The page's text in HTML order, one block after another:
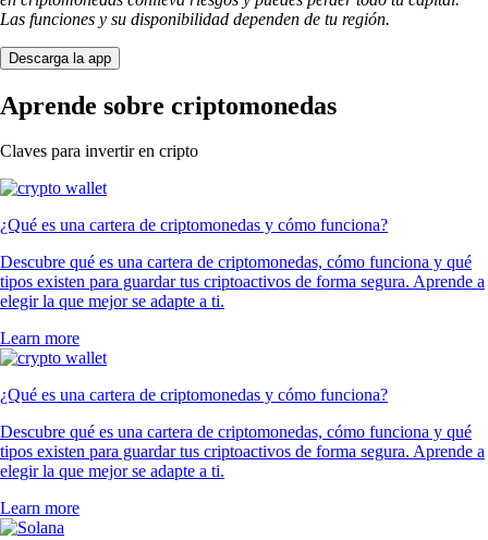
Las funciones y su disponibilidad dependen de tu región.
Descarga la app
Aprende sobre criptomonedas
Claves para invertir en cripto
¿Qué es una cartera de criptomonedas y cómo funciona?
Descubre qué es una cartera de criptomonedas, cómo funciona y qué
tipos existen para guardar tus criptoactivos de forma segura. Aprende a
elegir la que mejor se adapte a ti.
Learn more
¿Qué es una cartera de criptomonedas y cómo funciona?
Descubre qué es una cartera de criptomonedas, cómo funciona y qué
tipos existen para guardar tus criptoactivos de forma segura. Aprende a
elegir la que mejor se adapte a ti.
Learn more